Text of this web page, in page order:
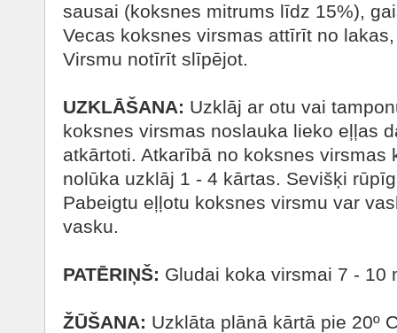
sausai (koksnes mitrums līdz 15%),
Vecas koksnes virsmas attīrīt no
Virsmu notīrīt slīpējot.
UZKLĀŠANA: Uzklāj ar otu vai
koksnes virsmas noslauka lieko eļļas
atkārtoti. Atkarībā no koksnes virsmas
nolūka uzklāj 1 - 4 kārtas. Sevišķi
Pabeigtu eļļotu koksnes virsmu var
vasku.
PATĒRIŅŠ: Gludai koka virsmai 7 - 10
ŽŪŠANA: Uzklāta plānā kārtā pie 20º